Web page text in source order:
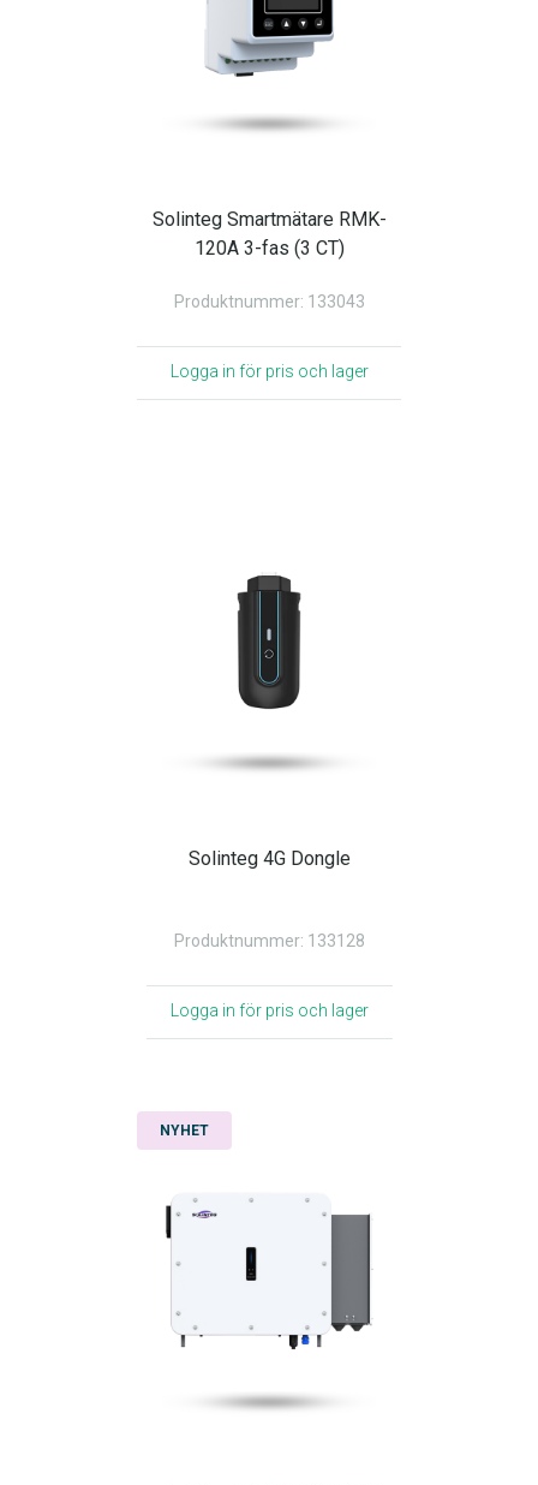
Solinteg Smartmätare RMK-
120A 3-fas (3 CT)
Produktnummer: 133043
Logga in för pris och lager
Solinteg 4G Dongle
Produktnummer: 133128
Logga in för pris och lager
NYHET